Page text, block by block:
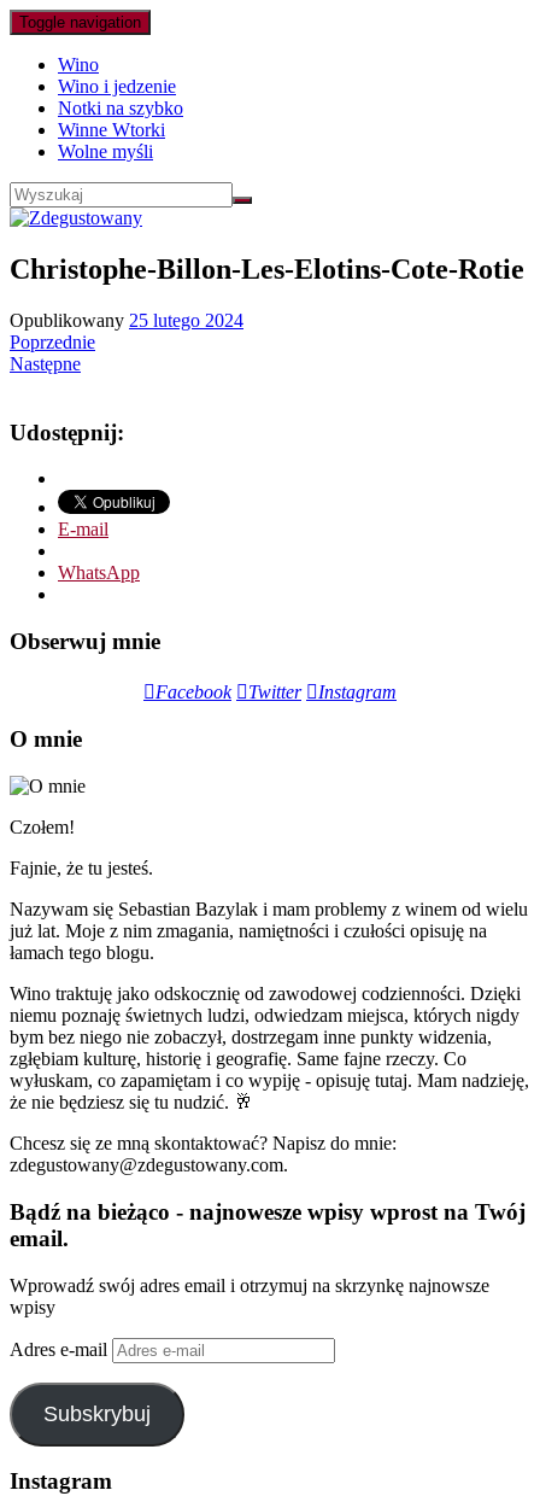
Toggle navigation
Wino
Wino i jedzenie
Notki na szybko
Winne Wtorki
Wolne myśli
Christophe-Billon-Les-Elotins-Cote-Rotie
Opublikowany 25 lutego 2024
Poprzednie
Następne
Udostępnij:
E-mail
WhatsApp
Obserwuj mnie
Facebook Twitter Instagram
O mnie
Czołem!
Fajnie, że tu jesteś.
Nazywam się Sebastian Bazylak i mam problemy z winem od wielu
już lat. Moje z nim zmagania, namiętności i czułości opisuję na
łamach tego blogu.
Wino traktuję jako odskocznię od zawodowej codzienności. Dzięki
niemu poznaję świetnych ludzi, odwiedzam miejsca, których nigdy
bym bez niego nie zobaczył, dostrzegam inne punkty widzenia,
zgłębiam kulturę, historię i geografię. Same fajne rzeczy. Co
wyłuskam, co zapamiętam i co wypiję - opisuję tutaj. Mam nadzieję,
że nie będziesz się tu nudzić. 🥂
Chcesz się ze mną skontaktować? Napisz do mnie:
zdegustowany@zdegustowany.com.
Bądź na bieżąco - najnowesze wpisy wprost na Twój
email.
Wprowadź swój adres email i otrzymuj na skrzynkę najnowsze
wpisy
Adres e-mail
Subskrybuj
Instagram